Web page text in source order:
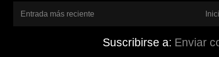
Entrada más reciente
Suscribirse a: Enviar